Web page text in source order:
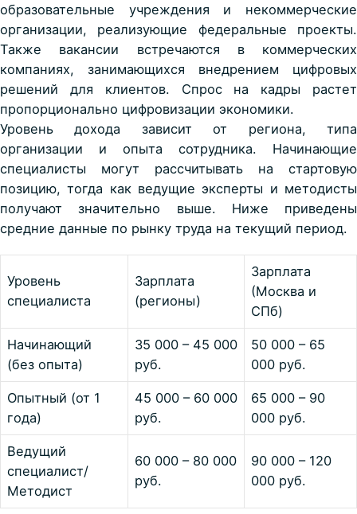
образовательные учреждения и некоммерческие
организации, реализующие федеральные проекты.
Также вакансии встречаются в коммерческих
компаниях, занимающихся внедрением цифровых
решений для клиентов. Спрос на кадры растет
пропорционально цифровизации экономики.
Уровень дохода зависит от региона, типа
организации и опыта сотрудника. Начинающие
специалисты могут рассчитывать на стартовую
позицию, тогда как ведущие эксперты и методисты
получают значительно выше. Ниже приведены
средние данные по рынку труда на текущий период.
Уровень
специалиста
Зарплата
(регионы)
Зарплата
(Москва и
СПб)
Начинающий
(без опыта)
35 000 – 45 000
руб.
50 000 – 65
000 руб.
Опытный (от 1
года)
45 000 – 60 000
руб.
65 000 – 90
000 руб.
Ведущий
специалист/
Методист
60 000 – 80 000
руб.
90 000 – 120
000 руб.